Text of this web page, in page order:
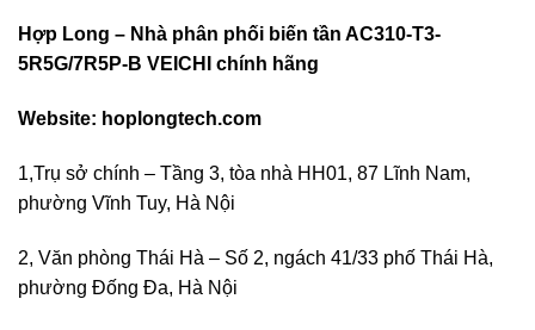
Hợp Long – Nhà phân phối biến tần AC310-T3-
5R5G/7R5P-B VEICHI chính hãng
Website: hoplongtech.com
1,Trụ sở chính – Tầng 3, tòa nhà HH01, 87 Lĩnh Nam,
phường Vĩnh Tuy, Hà Nội
2, Văn phòng Thái Hà – Số 2, ngách 41/33 phố Thái Hà,
phường Đống Đa, Hà Nội